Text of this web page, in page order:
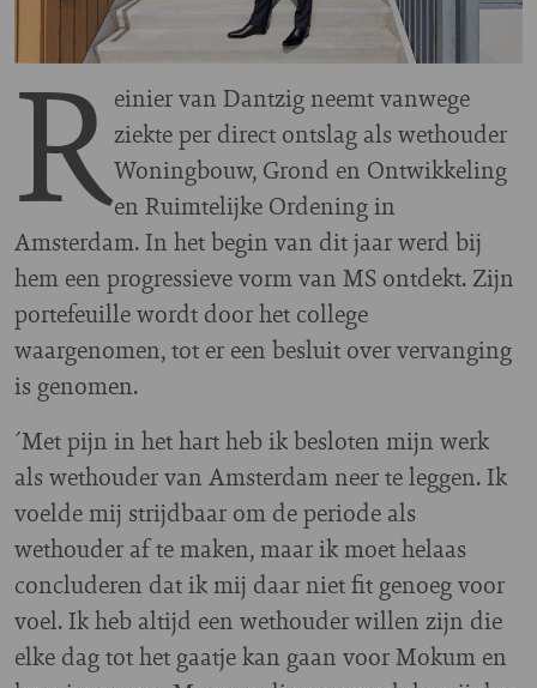
Reinier van Dantzig neemt vanwege
ziekte per direct ontslag als wethouder
Woningbouw, Grond en Ontwikkeling
en Ruimtelijke Ordening in
Amsterdam. In het begin van dit jaar werd bij
hem een progressieve vorm van MS ontdekt. Zijn
portefeuille wordt door het college
waargenomen, tot er een besluit over vervanging
is genomen.
´Met pijn in het hart heb ik besloten mijn werk
als wethouder van Amsterdam neer te leggen. Ik
voelde mij strijdbaar om de periode als
wethouder af te maken, maar ik moet helaas
concluderen dat ik mij daar niet fit genoeg voor
voel. Ik heb altijd een wethouder willen zijn die
elke dag tot het gaatje kan gaan voor Mokum en